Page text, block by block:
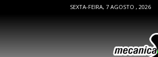
SEXTA-FEIRA, 7 AGOSTO , 2026